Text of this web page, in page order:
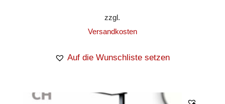
zzgl.
Versandkosten
Auf die Wunschliste setzen